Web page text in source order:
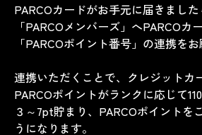
PARCOカードがお手元に届きまし
「PARCOメンバーズ」へPARCOカ
「PARCOポイント番号」の連携を
連携いただくことで、クレジットカ
PARCOポイントがランクに応じて
３～7pt貯まり、PARCOポイントを
うになります。